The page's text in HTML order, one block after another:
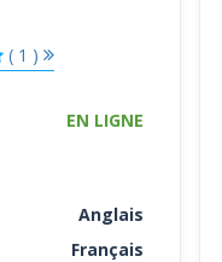
( 1 )
EN LIGNE
Anglais
Français